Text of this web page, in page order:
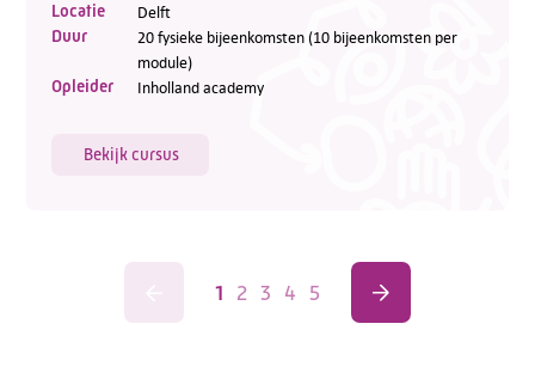
Locatie Delft
Duur
20 fysieke bijeenkomsten (10 bijeenkomsten per
module)
Opleider Inholland academy
Bekijk cursus
1 2 3 4 5